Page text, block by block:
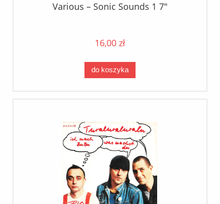
Various – Sonic Sounds 1 7"
16,00 zł
do koszyka